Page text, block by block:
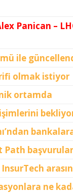
Panican –
ile
olmak istiyor
ortamda
InsurTech
ne